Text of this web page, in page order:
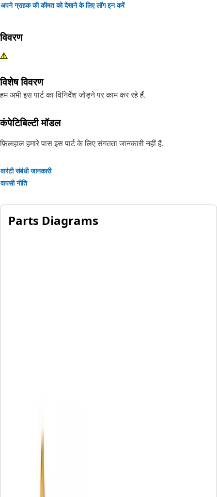
अपने ग्राहक की कीमत को देखने के लिए लॉग इन करें
विवरण
विशेष विवरण
हम अभी इस पार्ट का विनिर्देश जोड़ने पर काम कर रहे हैं.
कंपेटिबिल्टी मॉडल
फ़िलहाल हमारे पास इस पार्ट के लिए संगतता जानकारी नहीं है.
वारंटी संबंधी जानकारी
वापसी नीति
Parts Diagrams